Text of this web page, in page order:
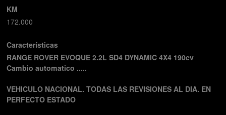
KM
172.000
Características
RANGE ROVER EVOQUE 2.2L SD4 DYNAMIC 4X4 190cv
Cambio automatico .....
VEHICULO NACIONAL. TODAS LAS REVISIONES AL DIA. EN
PERFECTO ESTADO